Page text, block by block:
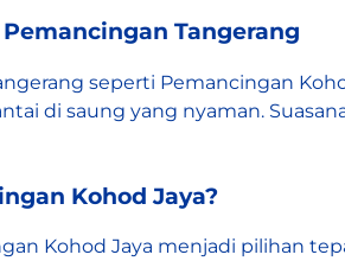
Tangerang
seperti Pemancingan
di saung yang nyaman.
Kohod Jaya?
Kohod Jaya menjadi pilihan